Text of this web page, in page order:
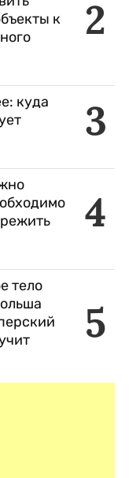
2
к
3
куда
4
5
тело